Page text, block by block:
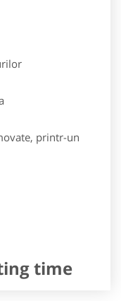
printr-un
time